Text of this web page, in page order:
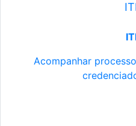
Acompanhar